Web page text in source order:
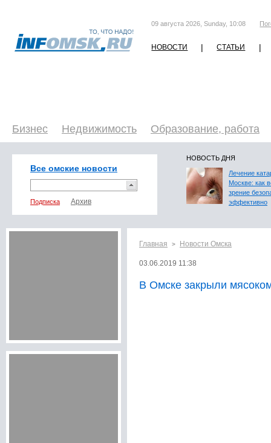
09 августа 2026, Sunday, 10:08
НОВОСТИ | СТАТЬИ |
Бизнес Недвижимость Образование, работа
Все омские новости
Подписка
НОВОСТЬ ДНЯ
Лечение
Москве: как
зрение
эффективно
Главная > Новости Омска
03.06.2019 11:38
В Омске закрыли